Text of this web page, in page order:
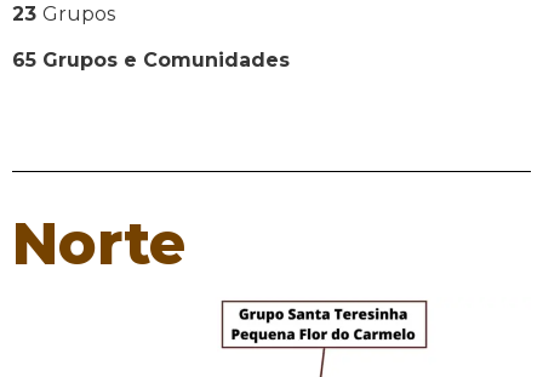
23 Grupos
65 Grupos e Comunidades
Norte